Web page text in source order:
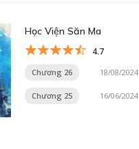
Học Viện Săn Ma
4.7
Chương 26 18/08/2024
Chương 25 16/06/2024